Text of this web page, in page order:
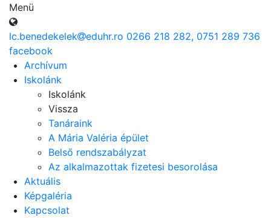
Menü
lc.benedekelek eduhr.ro 0266 218 282, 0751 289 736
facebook
Archívum
Iskolánk
Iskolánk
Vissza
Tanáraink
A Mária Valéria épület
Belső rendszabályzat
Az alkalmazottak fizetesi besorolása
Aktuális
Képgaléria
Kapcsolat